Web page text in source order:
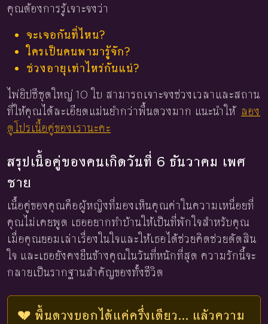
คุณต้องการรู้เจาะจงว่า
จะเจอกันที่ไหน?
ใครเป็นคนพามารู้จัก?
ช่วงอายุเท่าไหร่กันแน่?
ไพ่ยิปซีชุดใหญ่ 10 ใบ สามารถเจาะจงช่วงเวลาและสถาน
ที่ให้คุณได้ละเอียดแม่นยำกว่าพื้นดวงมาก แนะนำให้ ลอง
ดูโปรเนื้อคู่ของเรานะคะ
สรุปเนื้อคู่ของคนเกิดวันที่ 6 ธันวาคม เพศ
ชาย
เนื้อคู่ของคุณคือผู้หญิงที่มองเห็นคุณค่าในความเหนื่อยที่
คุณไม่เคยพูด เธออยากทำบ้านให้เป็นที่พักใจสำหรับคุณ
เมื่อคุณยอมเล่าเรื่องในใจและให้เธอได้ช่วยคิดช่วยตัดสิน
ใจ และเธอยังคงยืนข้างคุณในวันที่หนักที่สุด ความรักนี้จะ
กลายเป็นรากฐานสำคัญของทั้งชีวิต
💔 พื้นดวงบอกได้แค่ครึ่งเดียว... แล้วความ